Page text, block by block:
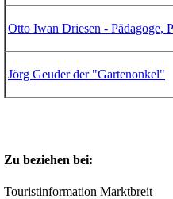
Otto Iwan Driesen - Pädagoge,
Jörg Geuder der "Gartenonkel"
Zu beziehen bei:
Touristinformation Marktbreit